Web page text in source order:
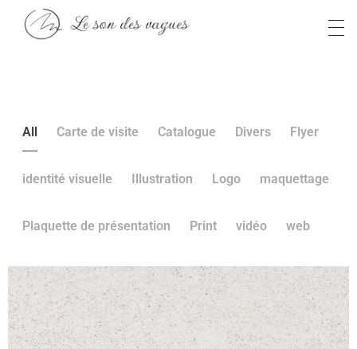
All Carte de visite Catalogue Divers Flyer
identité visuelle Illustration Logo maquettage
Plaquette de présentation Print vidéo web